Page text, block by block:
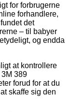
for forbrugerne
forhandlere,
det
– til babyer
og endda
at kontrollere
389
forud for at du
skaffe sig den